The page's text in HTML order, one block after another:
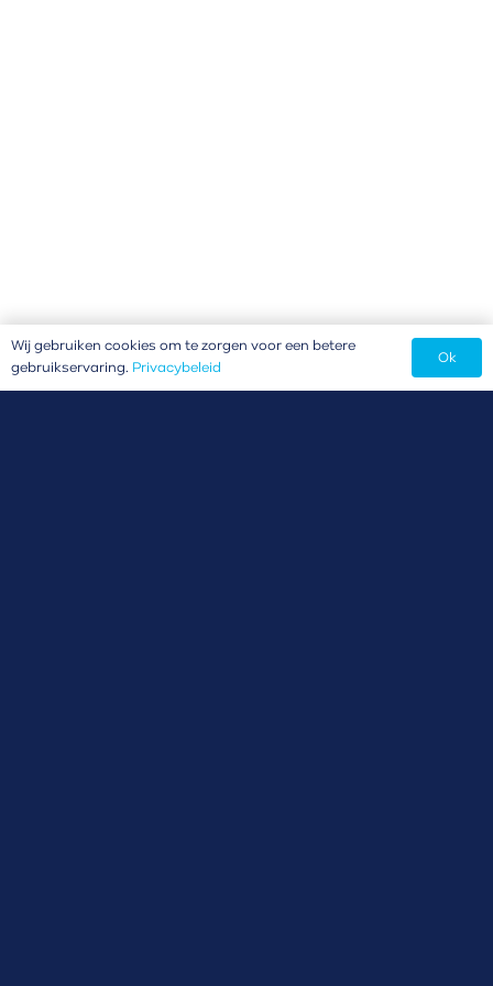
Wij gebruiken cookies om te zorgen voor een betere
gebruikservaring. Privacybeleid
Ok